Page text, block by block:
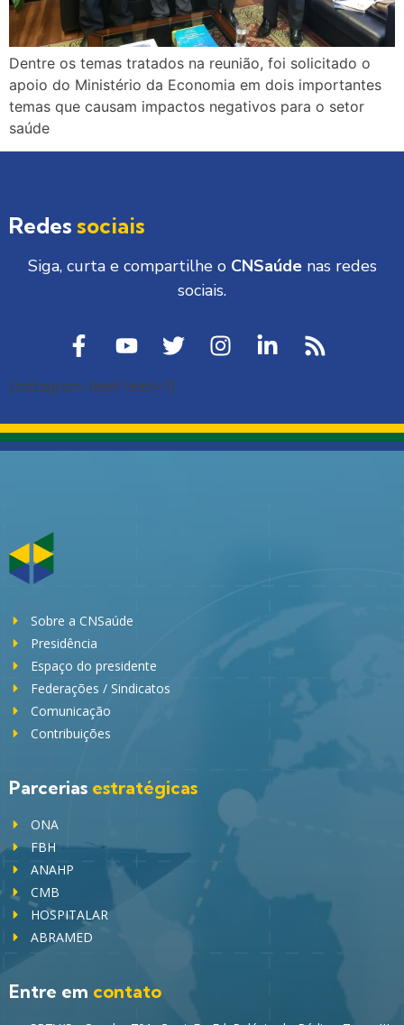
Dentre os temas tratados na reunião, foi solicitado o
apoio do Ministério da Economia em dois importantes
temas que causam impactos negativos para o setor
saúde
Redes sociais
Siga, curta e compartilhe o CNSaúdenas redes
sociais.
[instagram-feed feed=1]
Sobre a CNSaúde
Presidência
Espaço do presidente
Federações / Sindicatos
Comunicação
Contribuições
Parcerias estratégicas
ONA
FBH
ANAHP
CMB
HOSPITALAR
ABRAMED
Entre em contato